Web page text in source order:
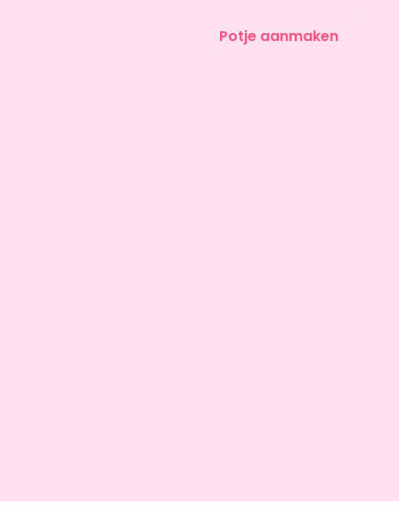
Potje aanmaken